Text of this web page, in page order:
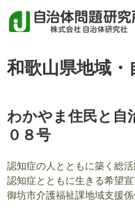
和歌山県地域
わかやま住民と自
０８号
認知症の人とともに築く総
認知症とともに生きる希望
御坊市介護福祉課地域支